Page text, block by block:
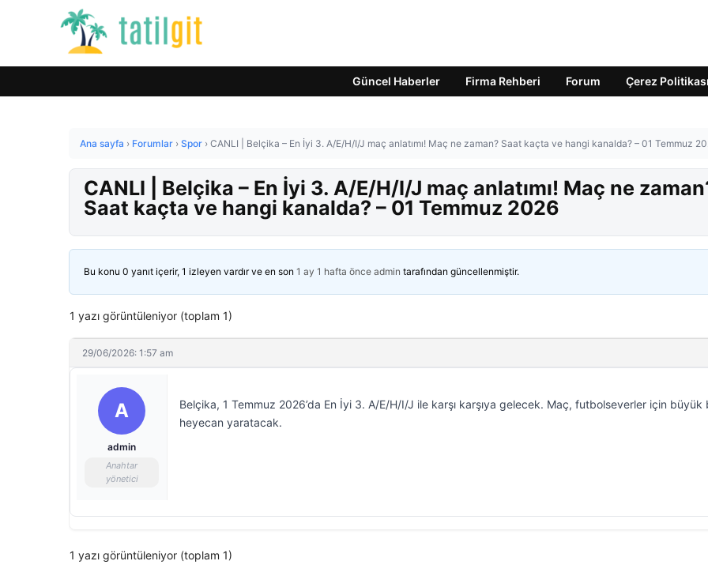
Güncel Haberler Firma Rehberi Forum Çerez Politikası
Ana sayfa › Forumlar › Spor › CANLI | Belçika – En İyi 3. A/E/H/I/J maç anlatımı! Maç ne zaman? Saat kaçta ve hangi kanalda? – 01 Temmuz
CANLI | Belçika – En İyi 3. A/E/H/I/J maç anlatımı! Maç ne
Saat kaçta ve hangi kanalda? – 01 Temmuz 2026
Bu konu 0 yanıt içerir, 1 izleyen vardır ve en son 1 ay 1 hafta önce admin tarafından güncellenmiştir.
1 yazı görüntüleniyor (toplam 1)
29/06/2026: 1:57 am
A
admin
Anahtar
yönetici
Belçika, 1 Temmuz 2026’da En İyi 3. A/E/H/I/J ile karşı karşıya gelecek. Maç, futbolseverler için büyük
heyecan yaratacak.
1 yazı görüntüleniyor (toplam 1)